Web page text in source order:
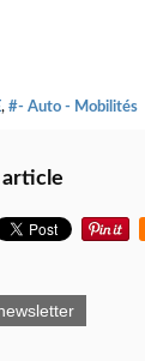
, #- Auto - Mobilités
article